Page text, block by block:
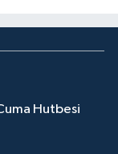
Hutbesi